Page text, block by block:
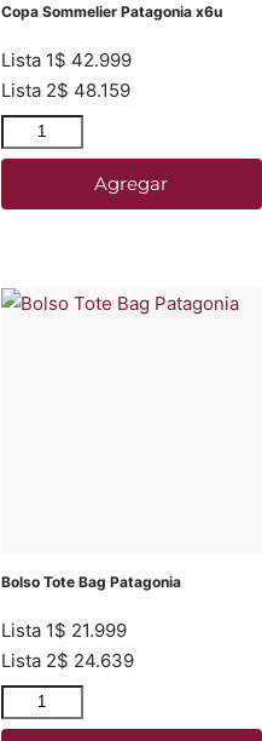
Copa Sommelier Patagonia x6u
Lista 1$ 42.999
Lista 2$ 48.159
Agregar
Bolso Tote Bag Patagonia
Lista 1$ 21.999
Lista 2$ 24.639